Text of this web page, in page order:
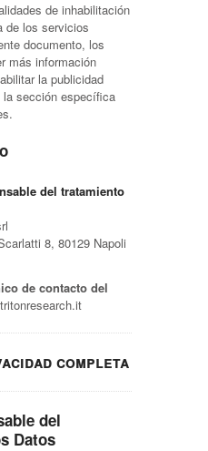
de inhabilitación
de los servicios
documento, los
más información
la publicidad
la sección específica
del tratamiento
8, 80129 Napoli
de contacto del
completa
del
Datos